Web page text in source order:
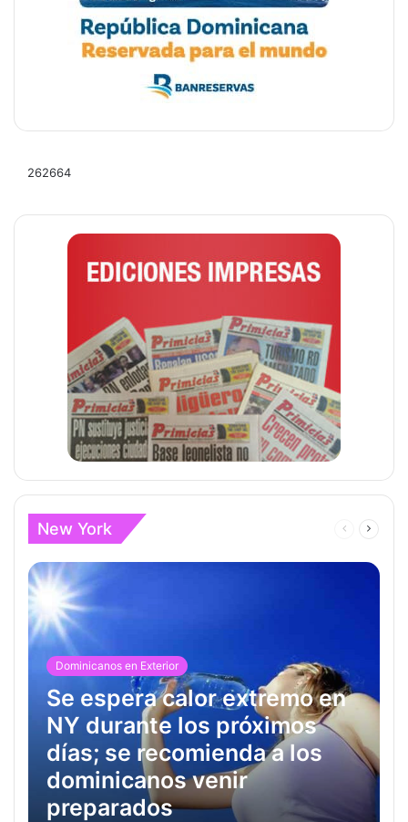
262664
New York
PáginaPágina
Dominicanos en Exterior
Se espera calor extremo en
NY durante los próximos
días; se recomienda a los
dominicanos venir
preparados